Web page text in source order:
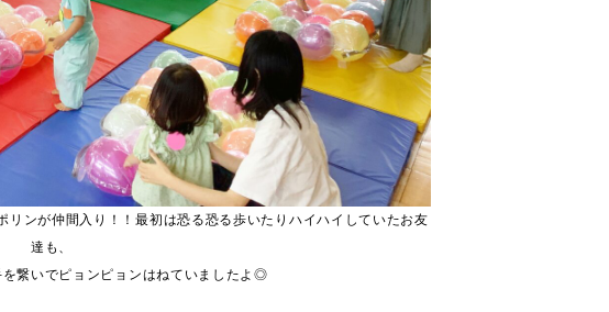
ンが仲間入り！！最初は恐る恐る歩いたりハイハイしていたお友
達も、
繋いでピョンピョンはねていましたよ◎